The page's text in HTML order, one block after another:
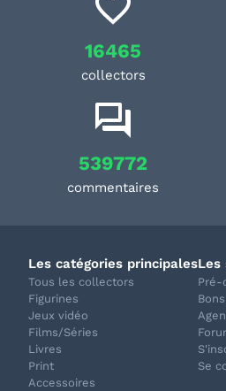
16465
collectors
539772
commentaires
Les catégories principales
Tous les collectors
Figurines
Jeux vidéo
Films/Séries
Livres
Print
Accessoires
Les
Pré-
Se